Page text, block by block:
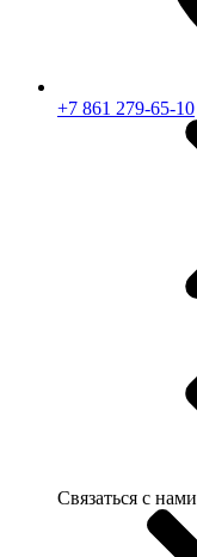
+7 861 279-65-10
Связаться с нами